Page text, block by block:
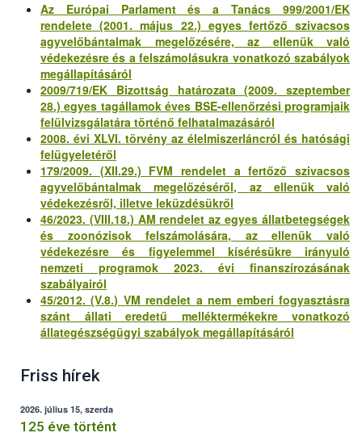
Az Európai Parlament és a Tanács 999/2001/EK
rendelete (2001. május 22.) egyes fertőző szivacsos
agyvelőbántalmak megelőzésére, az ellenük való
védekezésre és a felszámolásukra vonatkozó szabályok
megállapításáról
2009/719/EK Bizottság határozata (2009. szeptember
28.) egyes tagállamok éves BSE-ellenőrzési programjaik
felülvizsgálatára történő felhatalmazásáról
2008. évi XLVI. törvény az élelmiszerláncról és hatósági
felügyeletéről
179/2009. (XII.29.) FVM rendelet a fertőző szivacsos
agyvelőbántalmak megelőzéséről, az ellenük való
védekezésről, illetve leküzdésükről
46/2023. (VIII.18.) AM rendelet az egyes állatbetegségek
és zoonózisok felszámolására, az ellenük való
védekezésre és figyelemmel kísérésükre irányuló
nemzeti programok 2023. évi finanszírozásának
szabályairól
45/2012. (V.8.) VM rendelet a nem emberi fogyasztásra
szánt állati eredetű melléktermékekre vonatkozó
állategészségügyi szabályok megállapításáról
Friss hírek
2026. július 15, szerda
125 éve történt